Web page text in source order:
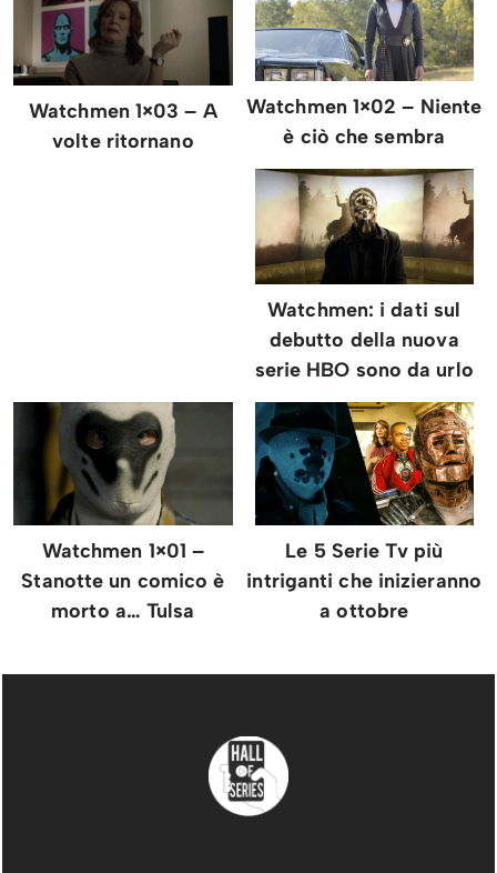
Watchmen 1×03 – A
volte ritornano
Watchmen 1×02 – Niente
è ciò che sembra
Watchmen: i dati sul
debutto della nuova
serie HBO sono da urlo
Watchmen 1×01 –
Stanotte un comico è
morto a… Tulsa
Le 5 Serie Tv più
intriganti che inizieranno
a ottobre